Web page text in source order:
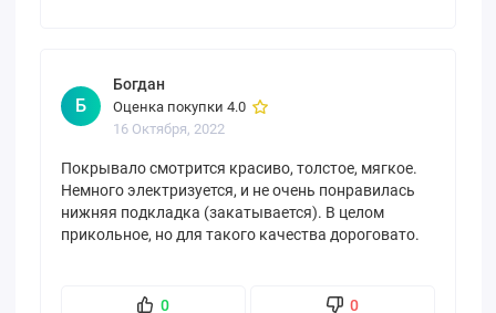
Б
Богдан
Оценка покупки 4.0
16 Октября, 2022
Покрывало смотрится красиво, толстое, мягкое.
Немного электризуется, и не очень понравилась
нижняя подкладка (закатывается). В целом
прикольное, но для такого качества дороговато.
0 0